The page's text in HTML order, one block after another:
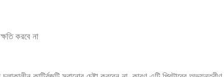
করবে না